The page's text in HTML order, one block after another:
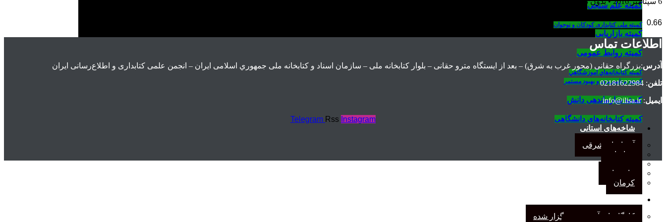
کمیته علم سنجی
کمیته ملی کتابداری کودکان و نوجوان
کمیته بازاریابی
کمیته روابط عمومی
كميته كتابخانه‌هاي آموزشگاهي
کمیته برنامه‌ریزی و بهبود مستمر
کمیته سازماندهی دانش
کمیته کتابخانه‌های دانشگاهی
شاخه‌های استانی
آذربایجان شرقی
خراسان
مازندران
کرمان
کارگاههای آموزشی برگزار شده
اطلاعات تماس
آدرس:بزرگراه حقانی (محور غرب به شرق) – بعد از ايستگاه مترو حقانی – بلوار كتابخانه ملی – سازمان اسناد و كتابخانه ملی جمهوري اسلامی ايران – انجمن علمی کتابداری و اطلاع‌رسانی ایران
تلفن: 02181622984
ایمیل: info@ilisa.ir
Telegram Rss Instagram